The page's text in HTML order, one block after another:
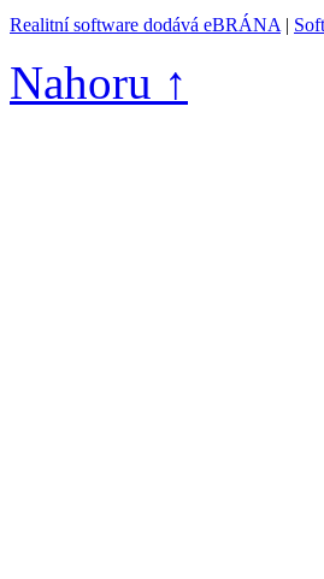
Realitní software dodává eBRÁNA |
Nahoru ↑